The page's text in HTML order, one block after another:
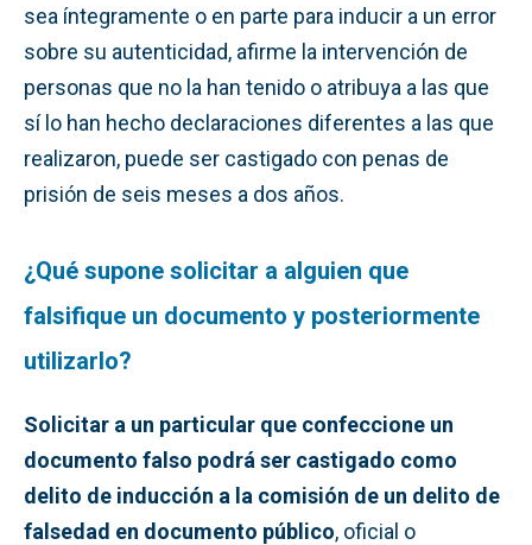
sea íntegramente o en parte para inducir a un error
sobre su autenticidad, afirme la intervención de
personas que no la han tenido o atribuya a las que
sí lo han hecho declaraciones diferentes a las que
realizaron, puede ser castigado con penas de
prisión de seis meses a dos años.
¿Qué supone solicitar a alguien que
falsifique un documento y posteriormente
utilizarlo?
Solicitar a un particular que confeccione un
documento falso podrá ser castigado como
delito de inducción a la comisión de un delito de
falsedad en documento público, oficial o